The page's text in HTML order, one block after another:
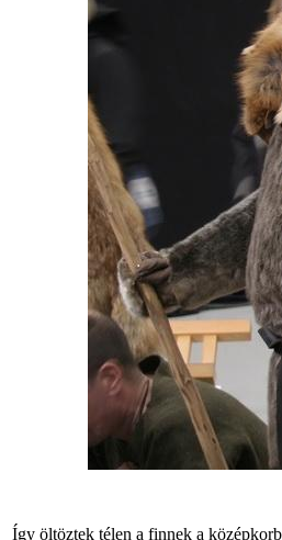
Így öltöztek télen a finnek a